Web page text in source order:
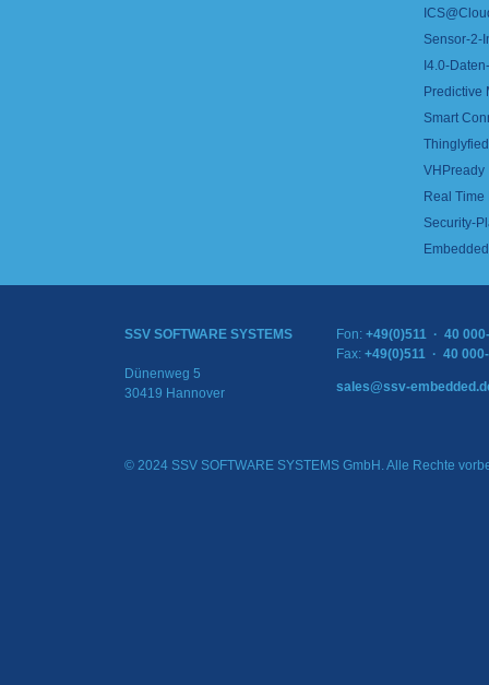
Sensor-2-
I4.0-
Predictive
Smart
VHPready
Real
Security-
SSV SOFTWARE SYSTEMS
Dünenweg 5
30419 Hannover
Fon: +49(0)511 · 40
Fax: +49(0)511 · 40
sales@ssv-
© 2024 SSV SOFTWARE SYSTEMS GmbH. Alle Rechte